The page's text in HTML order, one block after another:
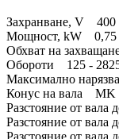
Захранване, V 400
Мощност, kW 0,75
Обхват на
Обороти 125 - 2825
Максимално
Конус на вала MK
Разстояние от
Разстояние от
Разстояние от